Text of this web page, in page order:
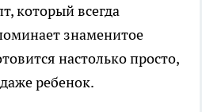
который всегда
знаменитое
настолько просто,
ребенок.